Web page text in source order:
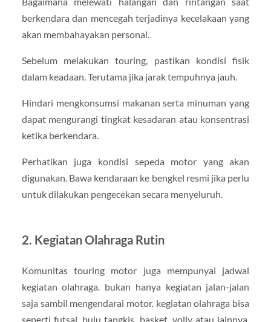
berkendara dan mencegah terjadinya kecelakaan yang
akan membahayakan personal.
Sebelum melakukan touring, pastikan kondisi fisik
dalam keadaan. Terutama jika jarak tempuhnya jauh.
Hindari mengkonsumsi makanan serta minuman yang
dapat mengurangi tingkat kesadaran atau konsentrasi
ketika berkendara.
Perhatikan juga kondisi sepeda motor yang akan
digunakan. Bawa kendaraan ke bengkel resmi jika perlu
untuk dilakukan pengecekan secara menyeluruh.
2. Kegiatan Olahraga Rutin
Komunitas touring motor juga mempunyai jadwal
kegiatan olahraga. bukan hanya kegiatan jalan-jalan
saja sambil mengendarai motor. kegiatan olahraga bisa
seperti futsal, bulu tangkis, basket, volly atau lainnya.